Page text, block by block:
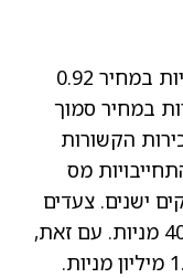
טופס 4 מציג מכירה של 100,000 מניות במחיר 0.92
של 100,000 מניות במחיר סמוך
הקשורות
מס
ישנים. צעדים
אלה העלו את סך המכירות ל-400,000 מניות. עם זאת,